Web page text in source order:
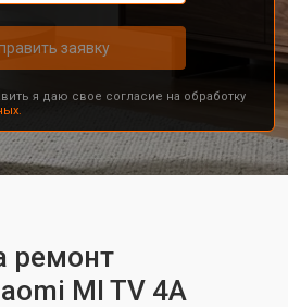
заявку
я даю свое согласие на обработку
ремонт
MI TV 4A